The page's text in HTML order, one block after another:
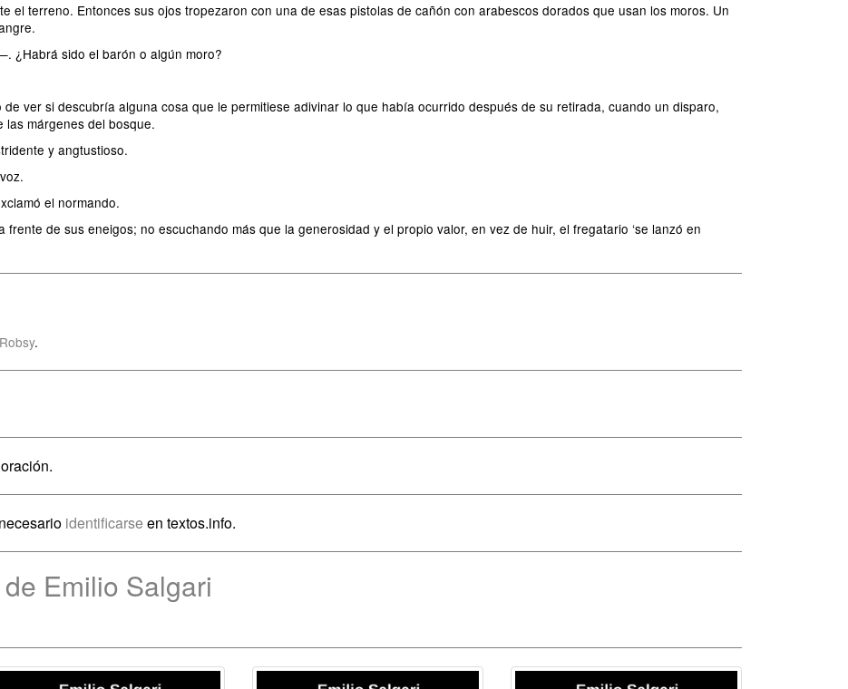
el terreno. Entonces sus ojos tropezaron con una de esas pistolas de cañón con arabescos dorados que usan los moros. Un
¿Habrá sido el barón o algún moro?
ver si descubría alguna cosa que le permitiese adivinar lo que había ocurrido después de su retirada, cuando un disparo,
márgenes del bosque.
y angtustioso.
el normando.
de sus eneigos; no escuchando más que la generosidad y el propio valor, en vez de huir, el fregatario ‘se lanzó en
.
identificarse en textos.info.
Emilio Salgari